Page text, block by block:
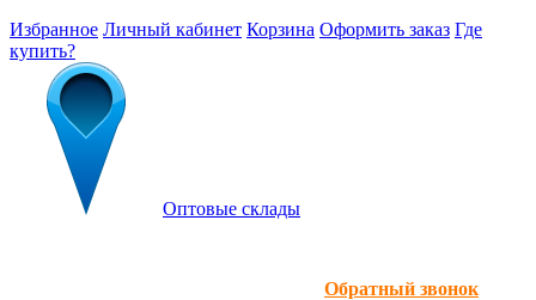
Избранное Личный кабинет Корзина Оформить заказ Где
купить?
Оптовые склады
Обратный звонок